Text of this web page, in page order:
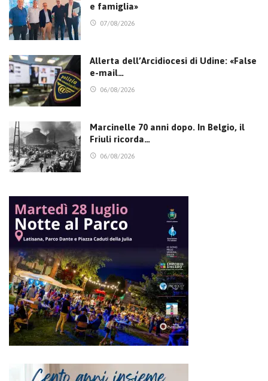
e famiglia»
07/08/2026
Allerta dell’Arcidiocesi di Udine: «False
e-mail…
06/08/2026
Marcinelle 70 anni dopo. In Belgio, il
Friuli ricorda…
06/08/2026